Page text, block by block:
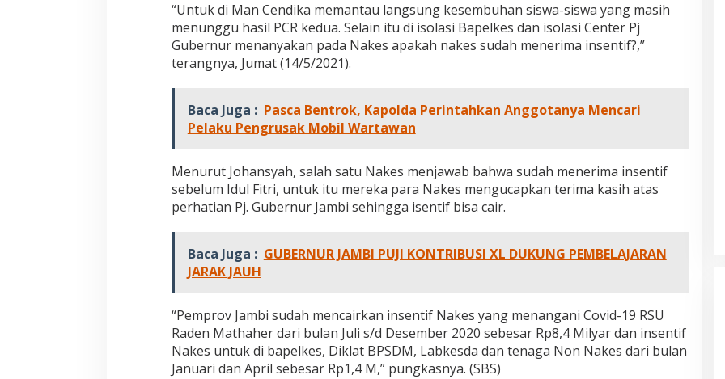
“Untuk di Man Cendika memantau langsung kesembuhan siswa-siswa yang masih
menunggu hasil PCR kedua. Selain itu di isolasi Bapelkes dan isolasi Center Pj
Gubernur menanyakan pada Nakes apakah nakes sudah menerima insentif?,”
terangnya, Jumat (14/5/2021).
Baca Juga : Pasca Bentrok, Kapolda Perintahkan Anggotanya Mencari
Pelaku Pengrusak Mobil Wartawan
Menurut Johansyah, salah satu Nakes menjawab bahwa sudah menerima insentif
sebelum Idul Fitri, untuk itu mereka para Nakes mengucapkan terima kasih atas
perhatian Pj. Gubernur Jambi sehingga isentif bisa cair.
Baca Juga : GUBERNUR JAMBI PUJI KONTRIBUSI XL DUKUNG PEMBELAJARAN
JARAK JAUH
“Pemprov Jambi sudah mencairkan insentif Nakes yang menangani Covid-19 RSU
Raden Mathaher dari bulan Juli s/d Desember 2020 sebesar Rp8,4 Milyar dan insentif
Nakes untuk di bapelkes, Diklat BPSDM, Labkesda dan tenaga Non Nakes dari bulan
Januari dan April sebesar Rp1,4 M,” pungkasnya. (SBS)